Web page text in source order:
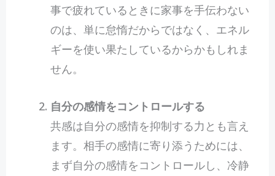
事で疲れているときに家事を手伝わない
のは、単に怠惰だからではなく、エネル
ギーを使い果たしているからかもしれま
せん。
自分の感情をコントロールする
共感は自分の感情を抑制する力とも言え
ます。相手の感情に寄り添うためには、
まず自分の感情をコントロールし、冷静